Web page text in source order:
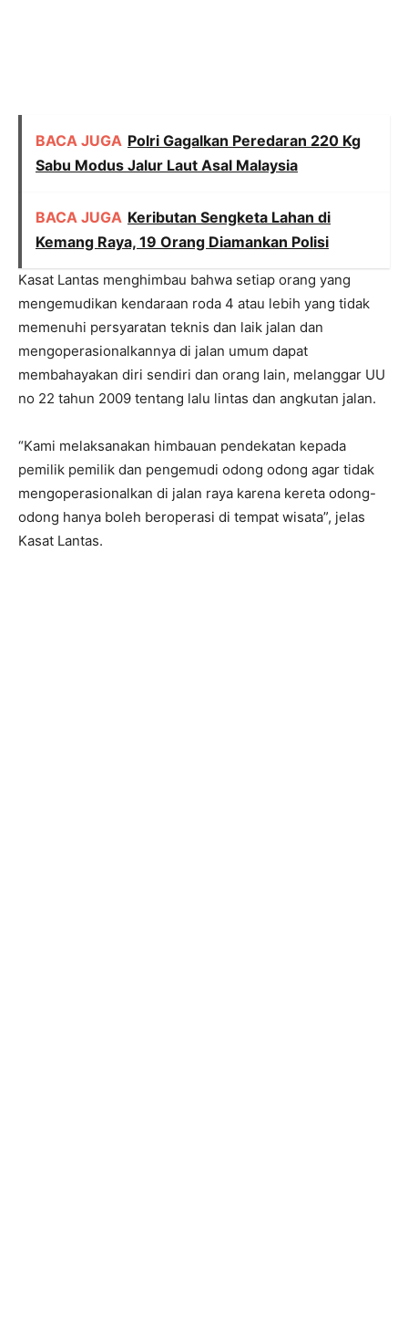
BACA JUGA Polri Gagalkan Peredaran 220 Kg
Sabu Modus Jalur Laut Asal Malaysia
BACA JUGA Keributan Sengketa Lahan di
Kemang Raya, 19 Orang Diamankan Polisi
Kasat Lantas menghimbau bahwa setiap orang yang
mengemudikan kendaraan roda 4 atau lebih yang tidak
memenuhi persyaratan teknis dan laik jalan dan
mengoperasionalkannya di jalan umum dapat
membahayakan diri sendiri dan orang lain, melanggar UU
no 22 tahun 2009 tentang lalu lintas dan angkutan jalan.
“Kami melaksanakan himbauan pendekatan kepada
pemilik pemilik dan pengemudi odong odong agar tidak
mengoperasionalkan di jalan raya karena kereta odong-
odong hanya boleh beroperasi di tempat wisata”, jelas
Kasat Lantas.